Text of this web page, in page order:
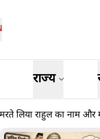
राज्य
लिया राहुल का नाम और